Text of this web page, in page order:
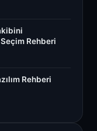
Seçim Rehberi
Rehberi